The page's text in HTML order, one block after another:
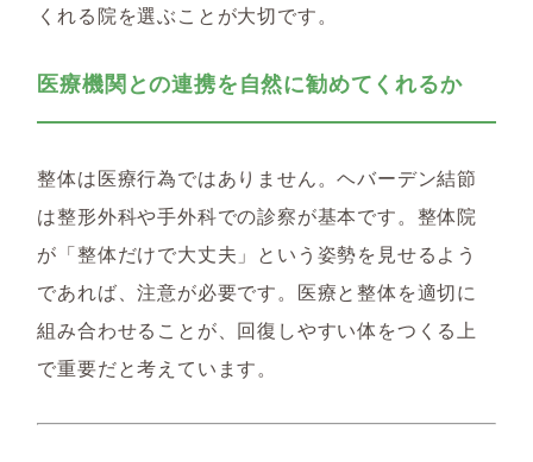
くれる院を選ぶことが大切です。
医療機関との連携を自然に勧めてくれるか
整体は医療行為ではありません。ヘバーデン結節
は整形外科や手外科での診察が基本です。整体院
が「整体だけで大丈夫」という姿勢を見せるよう
であれば、注意が必要です。医療と整体を適切に
組み合わせることが、回復しやすい体をつくる上
で重要だと考えています。